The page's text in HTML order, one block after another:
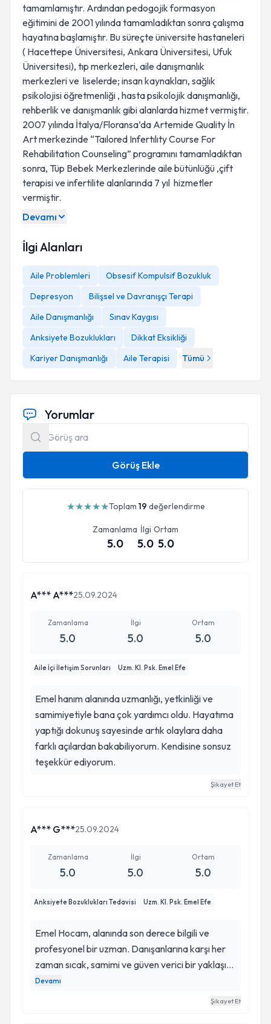
tamamlamıştır. Ardından pedogojik formasyon
eğitimini de 2001 yılında tamamladıktan sonra çalışma
hayatına başlamıştır. Bu süreçte üniversite hastaneleri
( Hacettepe Üniversitesi, Ankara Üniversitesi, Ufuk
Üniversitesi), tıp merkezleri, aile danışmanlık
merkezleri ve liselerde; insan kaynakları, sağlık
psikolojisi öğretmenliği , hasta psikolojik danışmanlığı,
rehberlik ve danışmanlık gibi alanlarda hizmet vermiştir.
2007 yılında İtalya/Floransa’da Artemide Quality İn
Art merkezinde “Taılored Infertılıty Course For
Rehabilitation Counseling” programını tamamladıktan
sonra, Tüp Bebek Merkezlerinde aile bütünlüğü ,çift
terapisi ve infertilite alanlarında 7 yıl hizmetler
vermiştir.
Devamı
İlgi Alanları
Aile Problemleri
Obsesif Kompulsif Bozukluk
Depresyon
Bilişsel ve Davranışçı Terapi
Aile Danışmanlığı
Sınav Kaygısı
Anksiyete Bozuklukları
Dikkat Eksikliği
Kariyer Danışmanlığı
Aile Terapisi Tümü
Yorumlar
Görüş Ekle
★★★★★Toplam 19 değerlendirme
Zamanlama
5.0
İlgi
5.0
Ortam
5.0
A*** A***25.09.2024
Zamanlama
5.0
İlgi
5.0
Ortam
5.0
Aile İçi İletişim Sorunları Uzm. Kl. Psk. Emel Efe
Emel hanım alanında uzmanlığı, yetkinliği ve
samimiyetiyle bana çok yardımcı oldu. Hayatıma
yaptığı dokunuş sayesinde artık olaylara daha
farklı açılardan bakabiliyorum. Kendisine sonsuz
teşekkür ediyorum.
Şikayet Et
A*** G***25.09.2024
Zamanlama
5.0
İlgi
5.0
Ortam
5.0
Anksiyete Bozuklukları Tedavisi Uzm. Kl. Psk. Emel Efe
Emel Hocam, alanında son derece bilgili ve
profesyonel bir uzman. Danışanlarına karşı her
zaman sıcak, samimi ve güven verici bir yaklaşım
sergiliyor. Sorunlarımı anlamada derin bir empati
gösteriyor ve çözüm odaklı yaklaşımlarıyla bana
Devamı
Şikayet Et